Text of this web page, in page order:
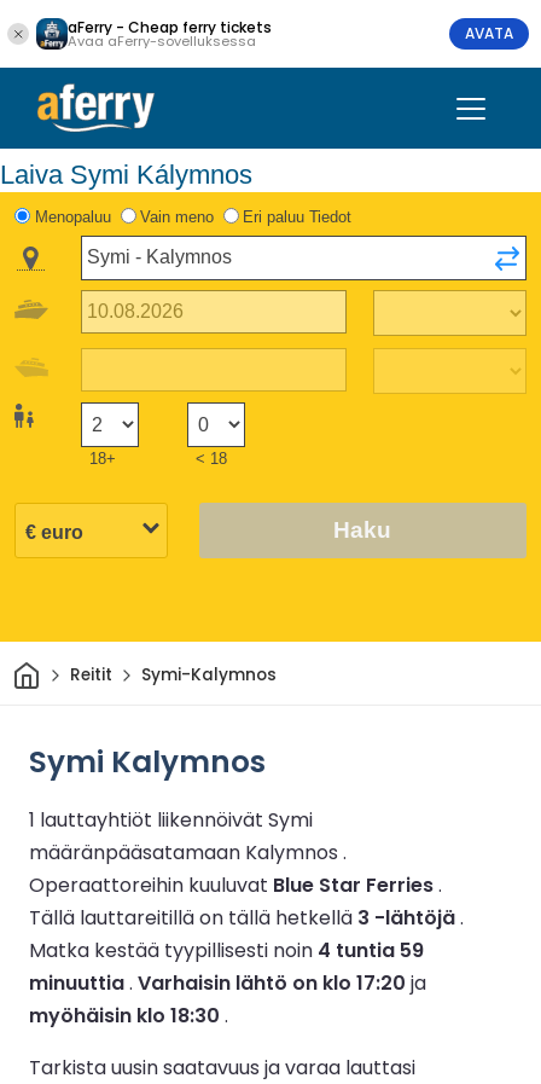
aFerry - Cheap ferry tickets
Avaa aFerry-sovelluksessa AVATA
Laiva Symi Kálymnos
Menopaluu Vain meno Eri paluu Tiedot
18+ < 18
Haku
KotiinReitit Symi-Kalymnos
Symi Kalymnos
1 lauttayhtiöt liikennöivät Symi
määränpääsatamaan Kalymnos .
Operaattoreihin kuuluvat Blue Star Ferries.
Tällä lauttareitillä on tällä hetkellä 3 -lähtöjä.
Matka kestää tyypillisesti noin 4 tuntia 59
minuuttia. Varhaisin lähtö on klo 17:20 ja
myöhäisin klo 18:30 .
Tarkista uusin saatavuus ja varaa lauttasi